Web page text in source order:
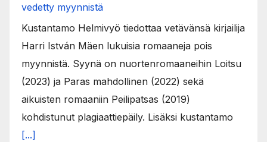
vedetty myynnistä
Kustantamo Helmivyö tiedottaa vetävänsä kirjailija
Harri István Mäen lukuisia romaaneja pois
myynnistä. Syynä on nuortenromaaneihin Loitsu
(2023) ja Paras mahdollinen (2022) sekä
aikuisten romaaniin Peilipatsas (2019)
kohdistunut plagiaattiepäily. Lisäksi kustantamo
[...]